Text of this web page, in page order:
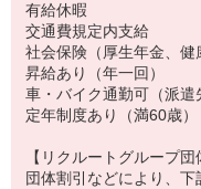
有給休暇
交通費規定内支給
社会保険（厚生年金、健
昇給あり（年一回）
車・バイク通勤可（派遣
定年制度あり（満60歳）
【リクルートグループ団
団体割引などにより、